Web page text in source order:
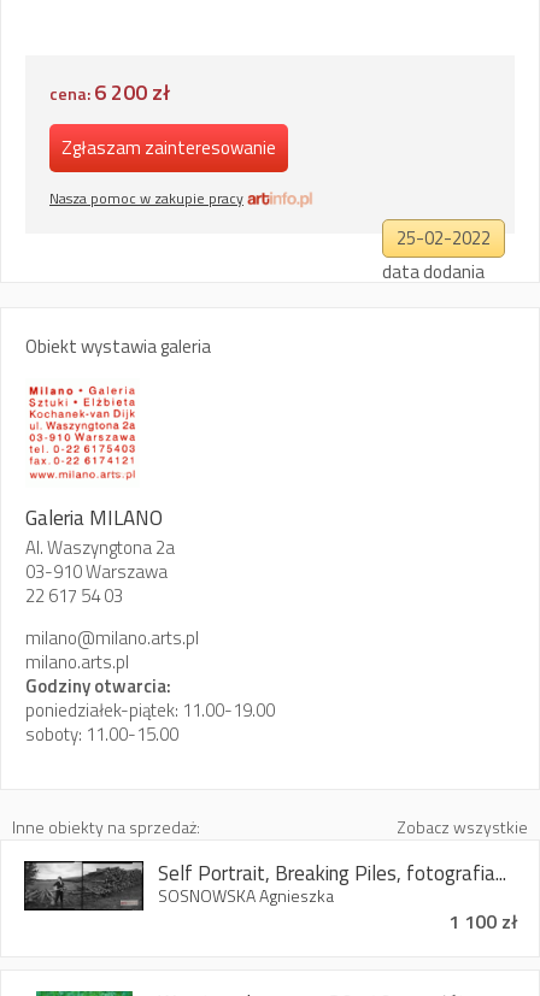
cena:6 200 zł
Zgłaszam zainteresowanie
Nasza pomoc w zakupie pracy
25-02-2022
data dodania
Obiekt wystawia galeria
Galeria MILANO
Al. Waszyngtona 2a
03-910 Warszawa
22 617 54 03
milano@milano.arts.pl
milano.arts.pl
Godziny otwarcia:
poniedziałek-piątek: 11.00-19.00
soboty: 11.00-15.00
Inne obiekty na sprzedaż: Zobacz wszystkie
Self Portrait, Breaking Piles, fotografia...
SOSNOWSKA Agnieszka
1 100 zł